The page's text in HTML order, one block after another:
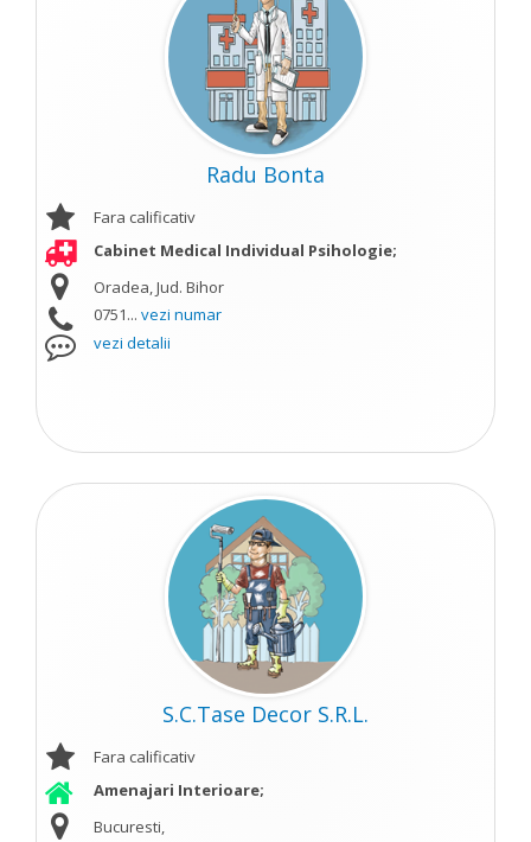
Radu Bonta
Fara calificativ
Cabinet Medical Individual Psihologie;
Oradea, Jud. Bihor
0751... vezi numar
vezi detalii
S.C.Tase Decor S.R.L.
Fara calificativ
Amenajari Interioare;
Bucuresti,